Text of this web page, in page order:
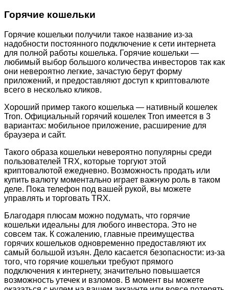
Горячие кошельки
Горячие кошельки получили такое название из-за
надобности постоянного подключение к сети интернета
для полной работы кошелька. Горячие кошельки —
любимый выбор большого количества инвесторов так как
они невероятно легкие, зачастую берут форму
приложений, и предоставляют доступ к криптовалюте
всего в несколько кликов.
Хороший пример такого кошелька — нативный кошелек
Tron. Официальный горячий кошелек Tron имеется в 3
вариантах: мобильное приложение, расширение для
браузера и сайт.
Такого образа кошельки невероятно популярны среди
пользователей TRX, которые торгуют этой
криптовалютой ежедневно. Возможность продать или
купить валюту моментально играет важную роль в таком
деле. Пока телефон под вашей рукой, вы можете
управлять и торговать TRX.
Благодаря плюсам можно подумать, что горячие
кошельки идеальны для любого инвестора. Это не
совсем так. К сожалению, главные преимущества
горячих кошельков одновременно предоставляют их
самый большой изъян. Дело касается безопасности: из-за
того, что горячие кошельки требуют прямого
подключения к интернету, значительно повышается
возможность утечек и взломов. В момент вы можете